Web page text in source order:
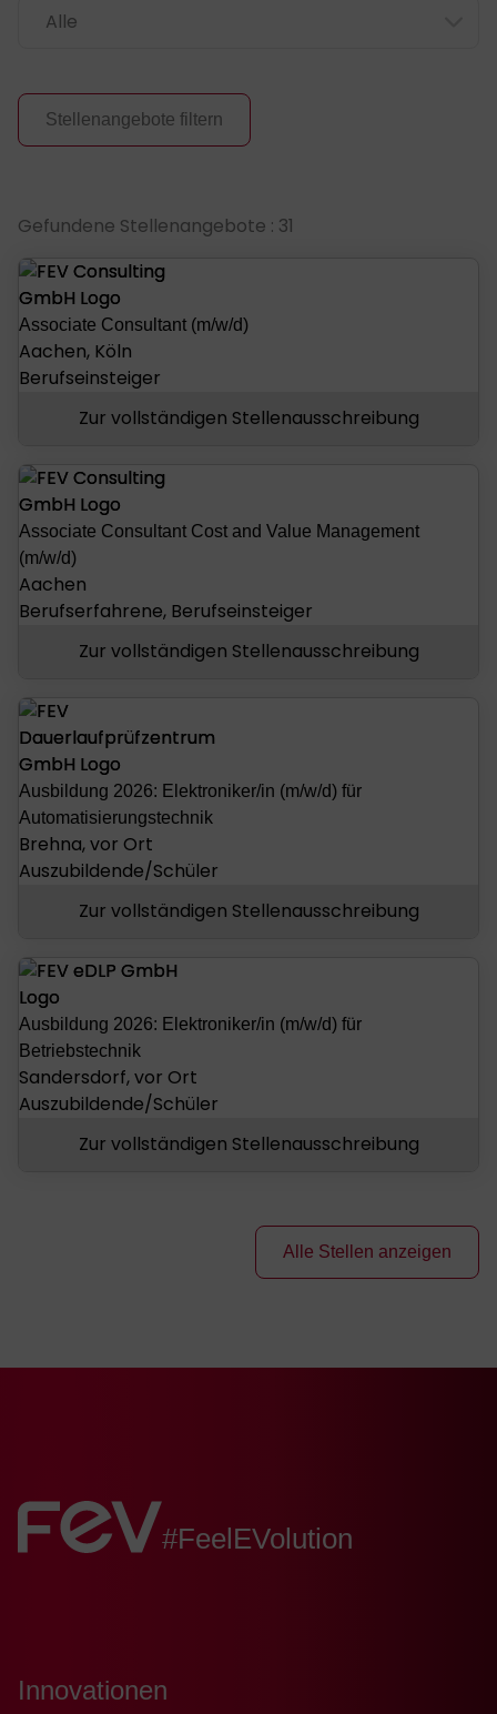
Stellenangebote filtern
Stellenangebote
Gefundene Stellenangebote : 31
Associate Consultant (m/w/d)
Aachen, Köln
Berufseinsteiger
Zur vollständigen Stellenausschreibung
Associate Consultant Cost and Value Management
(m/w/d)
Aachen
Berufserfahrene, Berufseinsteiger
Zur vollständigen Stellenausschreibung
Ausbildung 2026: Elektroniker/in (m/w/d) für
Automatisierungstechnik
Brehna, vor Ort
Auszubildende/Schüler
Zur vollständigen Stellenausschreibung
Ausbildung 2026: Elektroniker/in (m/w/d) für
Betriebstechnik
Sandersdorf, vor Ort
Auszubildende/Schüler
Zur vollständigen Stellenausschreibung
Alle Stellen anzeigen
FEV:
#FeelEVolution
Innovationen